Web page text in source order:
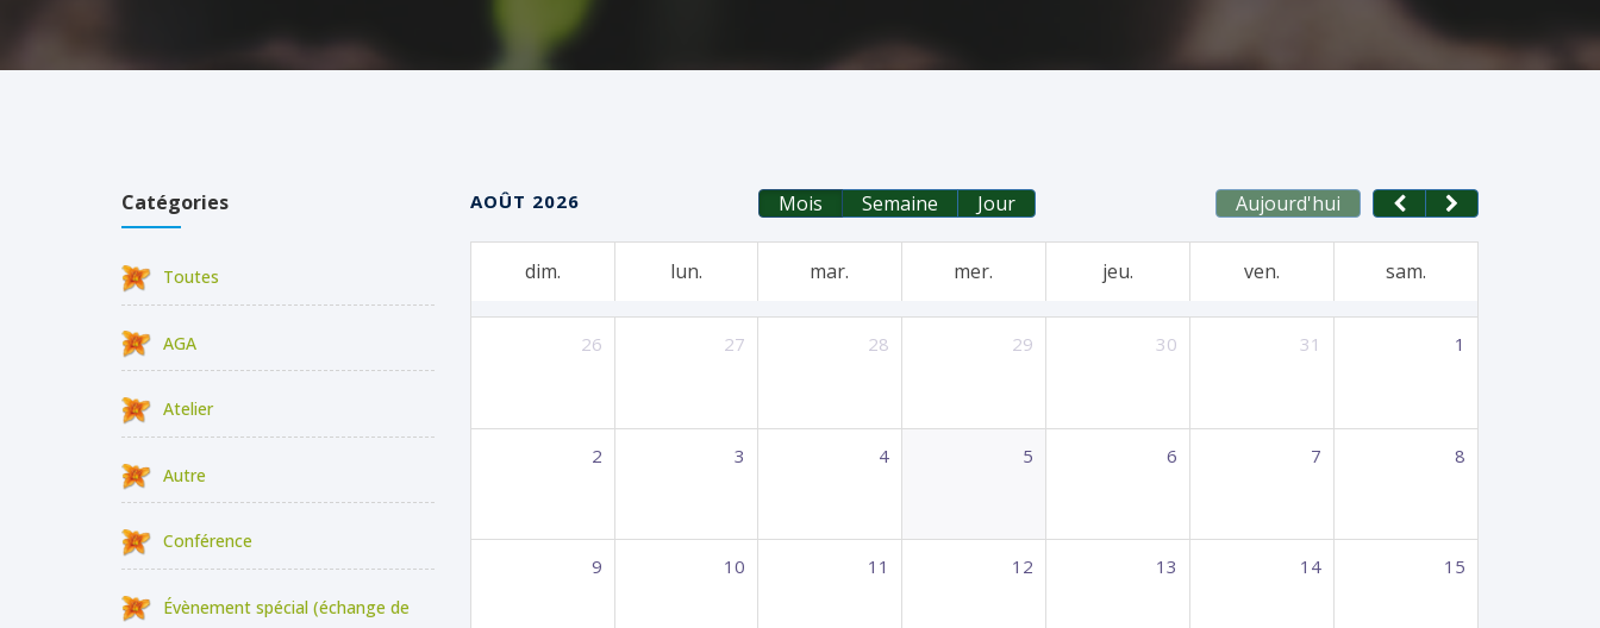
Catégories
Toutes
AGA
Atelier
Autre
Conférence
Évènement spécial (échange de
AOÛT 2026 Aujourd'hui
Mois Semaine Jour
dim. lun. mar. mer. jeu. ven. sam.
26 27 28 29 30 31 1
2 3 4 5 6 7 8
9 10 11 12 13 14 15